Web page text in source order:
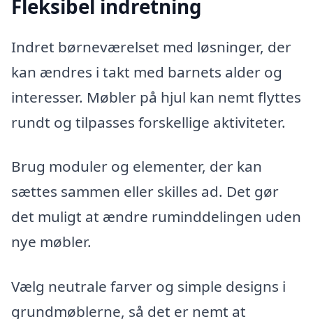
Fleksibel indretning
Indret børneværelset med løsninger, der
kan ændres i takt med barnets alder og
interesser. Møbler på hjul kan nemt flyttes
rundt og tilpasses forskellige aktiviteter.
Brug moduler og elementer, der kan
sættes sammen eller skilles ad. Det gør
det muligt at ændre ruminddelingen uden
nye møbler.
Vælg neutrale farver og simple designs i
grundmøblerne, så det er nemt at